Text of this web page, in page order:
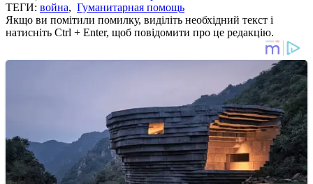
ТЕГИ: война, Гуманитарная помощь
Якщо ви помітили помилку, виділіть необхідний текст і
натисніть Ctrl + Enter, щоб повідомити про це редакцію.